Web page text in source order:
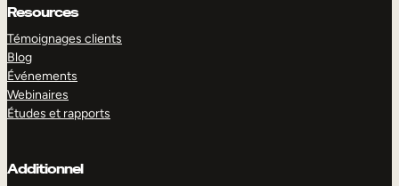
Resources
Témoignages clients
Blog
Événements
Webinaires
Études et rapports
Additionnel